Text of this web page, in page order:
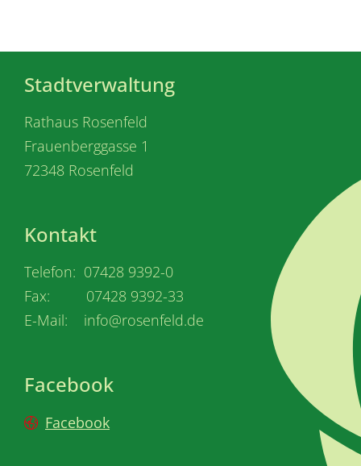
Stadtverwaltung
Rathaus Rosenfeld
Frauenberggasse 1
72348 Rosenfeld
Kontakt
Telefon: 07428 9392-0
Fax: 07428 9392-33
E-Mail: info@rosenfeld.de
Facebook
Facebook